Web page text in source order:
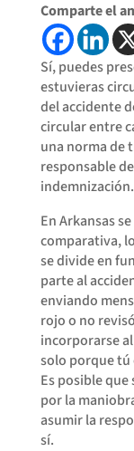
Comparte el
Sí, puedes
estuvieras
del accidente
circular entre
una norma de
responsable
indemnización.
En Arkansas
comparativa,
se divide en
parte al
enviando
rojo o no
incorporarse
solo porque tú
Es posible
por la
asumir la
sí.